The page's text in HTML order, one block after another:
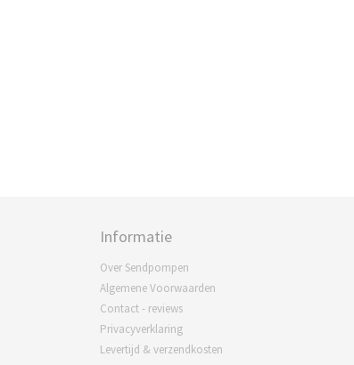
Informatie
Over Sendpompen
Algemene Voorwaarden
Contact - reviews
Privacyverklaring
Levertijd & verzendkosten